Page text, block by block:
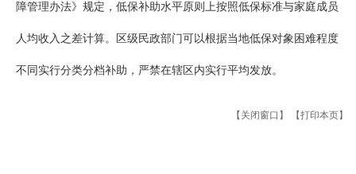
障管理办法》规定，低保补助水平原则上按照低保标准与家庭成员
人均收入之差计算。区级民政部门可以根据当地低保对象困难程度
不同实行分类分档补助，严禁在辖区内实行平均发放。
【关闭窗口】 【打印本页】